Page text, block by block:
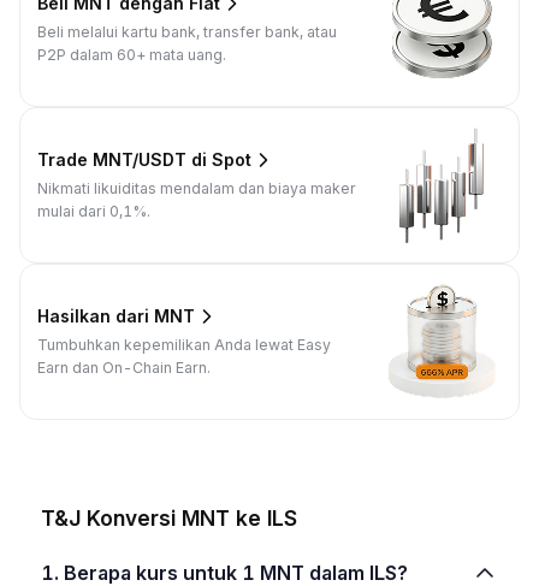
Beli melalui kartu bank, transfer bank, atau
P2P dalam 60+ mata uang.
Trade MNT/USDT di Spot
Nikmati likuiditas mendalam dan biaya maker
mulai dari 0,1%.
Hasilkan dari MNT
Tumbuhkan kepemilikan Anda lewat Easy
Earn dan On-Chain Earn.
T&J Konversi MNT ke ILS
1. Berapa kurs untuk 1 MNT dalam ILS?